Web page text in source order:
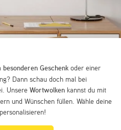
besonderen Geschenk oder einer
Dann schau doch mal bei
UnsereWortwolken kannst du mit
und Wünschen füllen. Wähle deine